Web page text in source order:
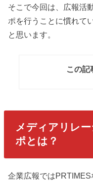
そこで今回は、広報活
ポを行うことに慣れて
と思います。
この記
メディアリレ
ポとは？
企業広報では